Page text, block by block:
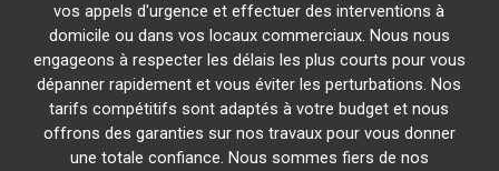
vos appels d'urgence et effectuer des interventions à
domicile ou dans vos locaux commerciaux. Nous nous
engageons à respecter les délais les plus courts pour vous
dépanner rapidement et vous éviter les perturbations. Nos
tarifs compétitifs sont adaptés à votre budget et nous
offrons des garanties sur nos travaux pour vous donner
une totale confiance. Nous sommes fiers de nos